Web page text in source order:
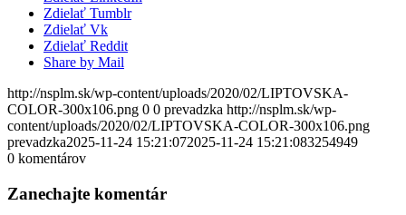
Zdielať Tumblr
Zdielať Vk
Zdielať Reddit
Share by Mail
http://nsplm.sk/wp-content/uploads/2020/02/LIPTOVSKA-
COLOR-300x106.png 0 0 prevadzka http://nsplm.sk/wp-
content/uploads/2020/02/LIPTOVSKA-COLOR-300x106.png
prevadzka2025-11-24 15:21:072025-11-24 15:21:083254949
0 komentárov
Zanechajte komentár